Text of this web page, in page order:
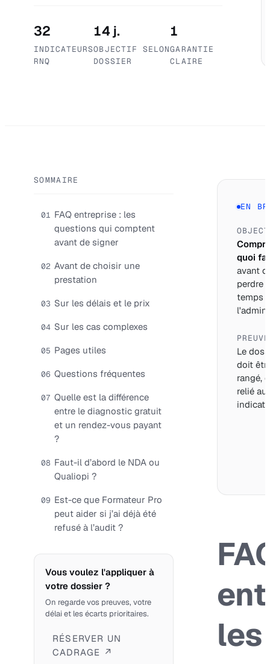
32
INDICATEURS
RNQ
14 j.
OBJECTIF SELON
DOSSIER
1
GARANTIE
CLAIRE
SOMMAIRE
01 FAQ entreprise : les
questions qui comptent
avant de signer
02 Avant de choisir une
prestation
03 Sur les délais et le prix
04 Sur les cas complexes
05 Pages utiles
06 Questions fréquentes
07 Quelle est la différence
entre le diagnostic gratuit
et un rendez-vous payant
?
08 Faut-il d’abord le NDA ou
Qualiopi ?
09 Est-ce que Formateur Pro
peut aider si j’ai déjà été
refusé à l’audit ?
Vous voulez l'appliquer à
votre dossier ?
On regarde vos preuves, votre
délai et les écarts prioritaires.
RÉSERVER UN
CADRAGE ↗
EN
quoi
avant
perdre
temps
PREUVE
Le
doit
rangé,
relié
les